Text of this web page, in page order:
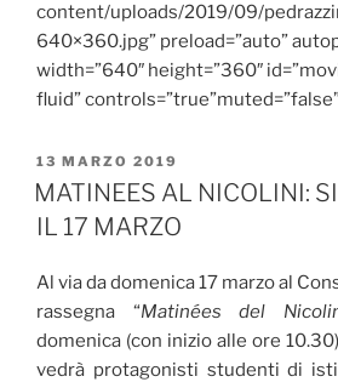
content/uploads/2019/09/
640×360.jpg” preload=”auto”
width=”640″ height=”360″
fluid”
PUBBLICATO
IL
13 MARZO 2019
MATINEES AL NICOLINI:
IL 17 MARZO
Al via da domenica 17 marzo al
rassegna “Matinées del
domenica (con inizio alle ore
vedrà protagonisti studenti di